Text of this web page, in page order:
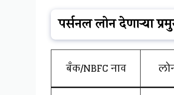
पर्सनल लोन देणाऱ्या
बँक/NBFC नाव